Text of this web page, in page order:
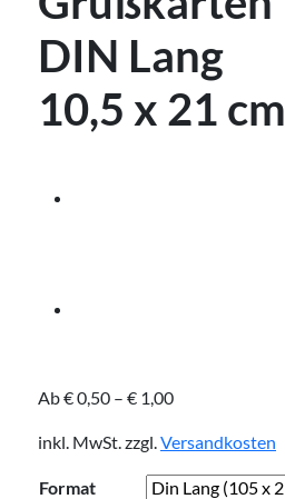
DIN Lang
10,5 x 21 cm
Ab€0,50 – € 1,00
inkl. MwSt.zzgl.Versandkosten
Format